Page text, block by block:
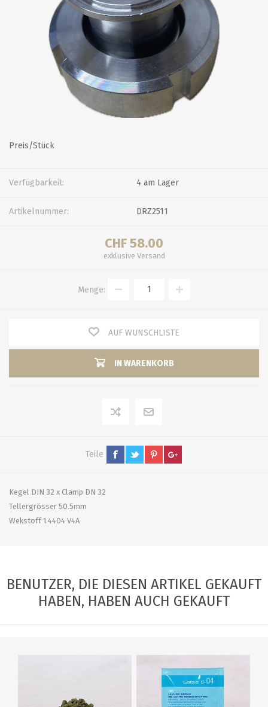
Preis/Stück
Verfügbarkeit: 4 am Lager
Artikelnummer: DRZ2511
CHF 58.00
exklusive Versand
Menge:
AUF WUNSCHLISTE
IN WARENKORB
Teile
Kegel DIN 32 x Clamp DN 32
Tellergrösser 50.5mm
Wekstoff 1.4404 V4A
BENUTZER, DIE DIESEN ARTIKEL GEKAUFT
HABEN, HABEN AUCH GEKAUFT